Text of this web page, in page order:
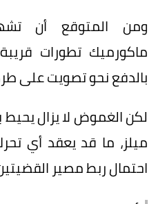
ومن المتوقع أن
ماكورميك تطورات
بالدفع نحو تصويت على
لكن الغموض لا يزال
ميلز، ما قد يعقد أي
احتمال ربط مصير